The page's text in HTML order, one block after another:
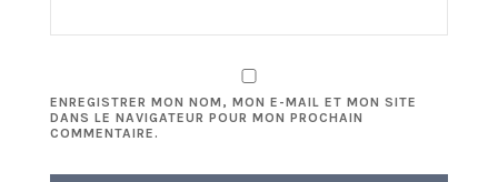
ENREGISTRER MON NOM, MON E-MAIL ET MON SITE
DANS LE NAVIGATEUR POUR MON PROCHAIN
COMMENTAIRE.